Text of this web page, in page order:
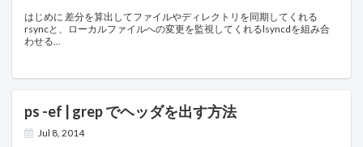
はじめに 差分を算出してファイルやディレクトリを同期してくれる
rsyncと、ローカルファイルへの変更を監視してくれるlsyncdを組み合
わせる
ps -ef | grep でヘッダを出す方法
Jul 8, 2014